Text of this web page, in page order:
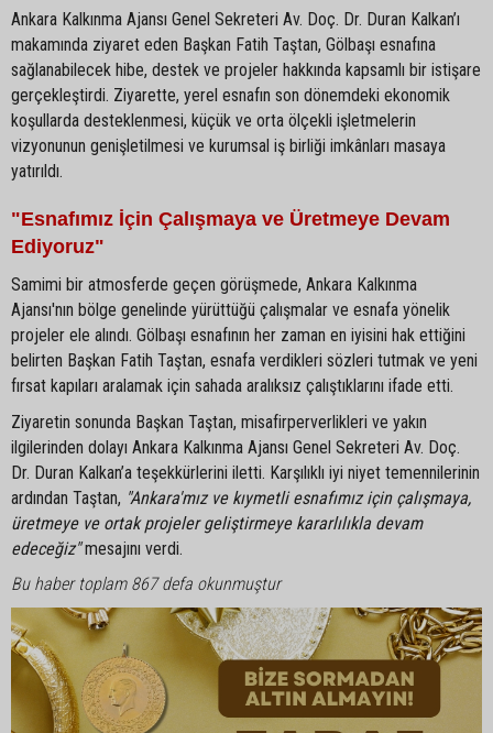
Ankara Kalkınma Ajansı Genel Sekreteri Av. Doç. Dr. Duran Kalkan’ı
makamında ziyaret eden Başkan Fatih Taştan, Gölbaşı esnafına
sağlanabilecek hibe, destek ve projeler hakkında kapsamlı bir istişare
gerçekleştirdi. Ziyarette, yerel esnafın son dönemdeki ekonomik
koşullarda desteklenmesi, küçük ve orta ölçekli işletmelerin
vizyonunun genişletilmesi ve kurumsal iş birliği imkânları masaya
yatırıldı.
"Esnafımız İçin Çalışmaya ve Üretmeye Devam
Ediyoruz"
Samimi bir atmosferde geçen görüşmede, Ankara Kalkınma
Ajansı'nın bölge genelinde yürüttüğü çalışmalar ve esnafa yönelik
projeler ele alındı. Gölbaşı esnafının her zaman en iyisini hak ettiğini
belirten Başkan Fatih Taştan, esnafa verdikleri sözleri tutmak ve yeni
fırsat kapıları aralamak için sahada aralıksız çalıştıklarını ifade etti.
Ziyaretin sonunda Başkan Taştan, misafirperverlikleri ve yakın
ilgilerinden dolayı Ankara Kalkınma Ajansı Genel Sekreteri Av. Doç.
Dr. Duran Kalkan’a teşekkürlerini iletti. Karşılıklı iyi niyet temennilerinin
ardından Taştan, "Ankara'mız ve kıymetli esnafımız için çalışmaya,
üretmeye ve ortak projeler geliştirmeye kararlılıkla devam
edeceğiz"mesajını verdi.
Bu haber toplam 867 defa okunmuştur